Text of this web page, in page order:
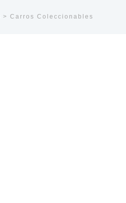
> Carros Coleccionables